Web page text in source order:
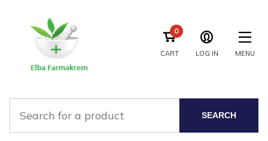
CART
0
LOG IN MENU
SEARCH